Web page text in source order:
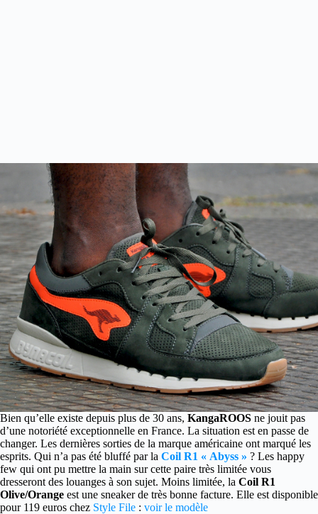
Bien qu’elle existe depuis plus de 30 ans, KangaROOS ne jouit pas
d’une notoriété exceptionnelle en France. La situation est en passe de
changer. Les dernières sorties de la marque américaine ont marqué les
esprits. Qui n’a pas été bluffé par la Coil R1 « Abyss » ? Les happy
few qui ont pu mettre la main sur cette paire très limitée vous
dresseront des louanges à son sujet. Moins limitée, la Coil R1
Olive/Orange est une sneaker de très bonne facture. Elle est disponible
pour 119 euros chez Style File : voir le modèle